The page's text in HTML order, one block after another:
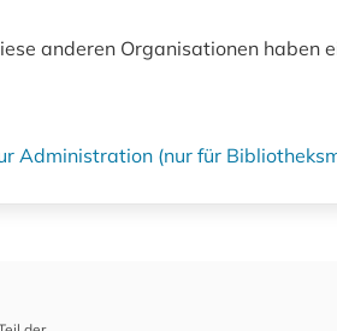
anderen Organisationen haben
Administration (nur für